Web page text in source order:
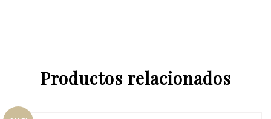
Productos relacionados